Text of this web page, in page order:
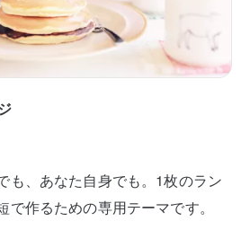
も、あなた自身でも。1枚のラン
で作るための専用テーマです。